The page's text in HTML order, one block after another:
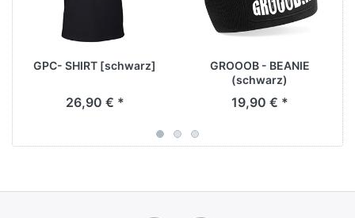
GPC- SHIRT [schwarz]
26,90 € *
GROOOB - BEANIE
(schwarz)
19,90 € *